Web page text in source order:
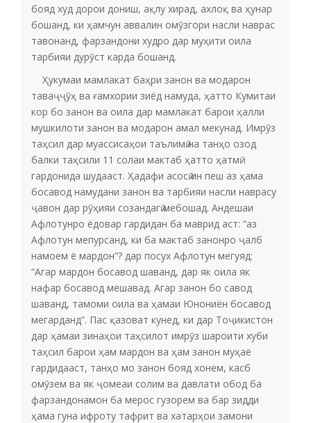
бояд худ дорои дониш, ақлу хирад, ахлоқ ва ҳунар
бошанд, ки ҳамчун аввалин омӯзгори насли наврас
тавонанд, фарзандони худро дар муҳити оила
тарбияи дурӯст карда бошанд.
Ҳукумаи мамлакат баҳри занон ва модарон
таваҷҷӯҳ ва ғамхории зиёд намуда, ҳатто Кумитаи
кор бо занон ва оила дар мамлакат барои ҳалли
мушкилоти занон ва модарон амал мекунад. Имрӯз
таҳсил дар муассисаҳои таълимӣ на танҳо озод
балки таҳсили 11 солаи мактаб ҳатто ҳатмӣ
гардонида шудааст. Ҳадафи асосӣ ин пеш аз ҳама
босавод намудани занон ва тарбияи насли наврасу
ҷавон дар рӯҳияи созандагӣ мебошад. Андешаи
Афлотунро ёдовар гардидан ба маврид аст: “аз
Афлотун мепурсанд, ки ба мактаб занонро ҷалб
намоем ё мардон”? дар посух Афлотун мегуяд:
“Агар мардон босавод шаванд, дар як оила як
нафар босавод мешавад. Агар занон бо савод
шаванд, тамоми оила ва ҳамаи Юнониён босавод
мегарданд”. Пас қазоват кунед, ки дар Тоҷикистон
дар ҳамаи зинаҳои таҳсилот имрӯз шароити хуби
таҳсил барои ҳам мардон ва ҳам занон муҳаё
гардидааст, танҳо мо занон бояд хонем, касб
омӯзем ва як ҷомеаи солим ва давлати обод ба
фарзандонамон ба мерос гузорем ва бар зидди
ҳама гуна ифроту тафрит ва хатарҳои замони